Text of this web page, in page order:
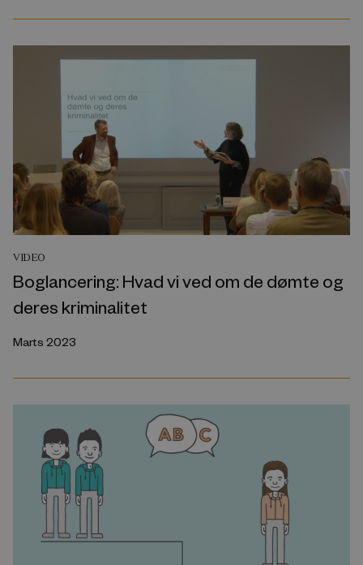
VIDEO
Boglancering: Hvad vi ved om de dømte og
deres kriminalitet
Marts 2023